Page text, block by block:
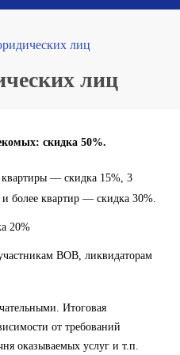
лиц
лиц
скидка 50%.
— скидка 15%, 3
более квартир — скидка 30%.
20%
ВОВ, ликвидаторам
Итоговая
от требований
оказываемых услуг и т.п.